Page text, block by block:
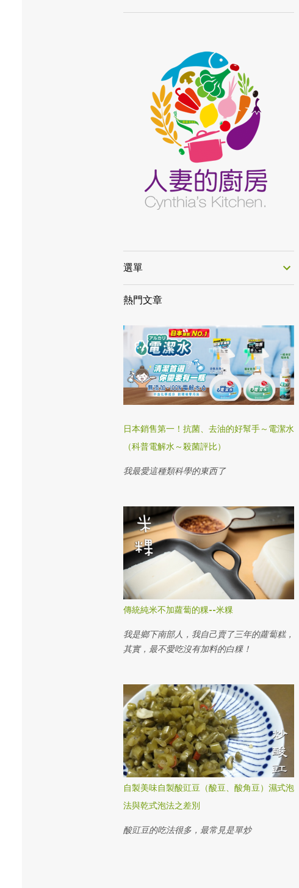
選單
熱門文章
日本銷售第一！抗菌、去油的好幫手～電潔水
（科普電解水～殺菌評比）
我最愛這種類科學的東西了
傳統純米不加蘿蔔的粿--米粿
我是鄉下南部人，我自己賣了三年的蘿蔔糕，
其實，最不愛吃沒有加料的白粿！
自製美味自製酸豇豆（酸豆、酸角豆）濕式泡
法與乾式泡法之差別
酸豇豆的吃法很多，最常見是單炒